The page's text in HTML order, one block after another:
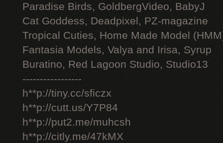
Paradise Birds, GoldbergVideo, BabyJ
Cat Goddess, Deadpixel, PZ-magazine
Tropical Cuties, Home Made Model
Fantasia Models, Valya and Irisa, Syrup
Buratino, Red Lagoon Studio, Studio13
-----------------
h**p://tiny.cc/sficzx
h**p://cutt.us/Y7P84
h**p://put2.me/muhcsh
h**p://citly.me/47kMX